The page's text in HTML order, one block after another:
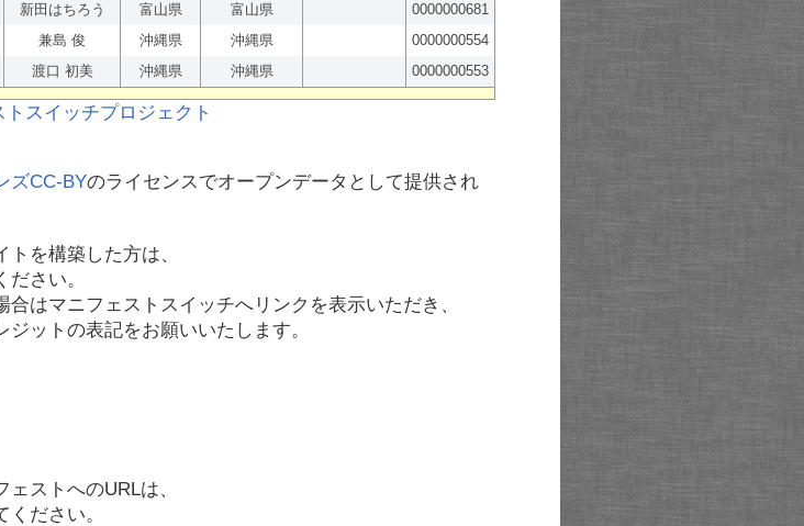
新田はちろう 富山県 富山県
0000000681
兼島 俊 沖縄県 沖縄県
0000000554
渡口 初美 沖縄県 沖縄県 0000000553
ズCC-BYのライセンスでオープンデータとして提供され
を構築した方は、
さい。
はマニフェストスイッチへリンクを表示いただき、
ットの表記をお願いいたします。
ストへのURLは、
ださい。